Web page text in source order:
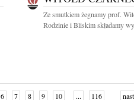
Ze smutkiem żegnamy prof.
Rodzinie i Bliskim składamy
6 7 8 9 10 ... 116